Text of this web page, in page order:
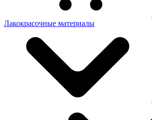
Лакокрасочные материалы